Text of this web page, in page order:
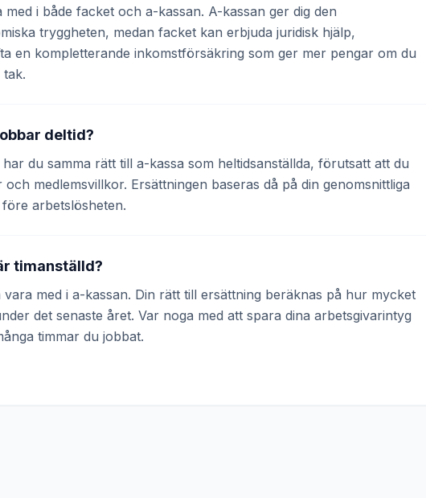
i både facket och a-kassan. A-kassan ger dig den
tryggheten, medan facket kan erbjuda juridisk hjälp,
en kompletterande inkomstförsäkring som ger mer pengar om du
deltid?
du samma rätt till a-kassa som heltidsanställda, förutsatt att du
medlemsvillkor. Ersättningen baseras då på din genomsnittliga
arbetslösheten.
timanställd?
vara med i a-kassan. Din rätt till ersättning beräknas på hur mycket
det senaste året. Var noga med att spara dina arbetsgivarintyg
timmar du jobbat.